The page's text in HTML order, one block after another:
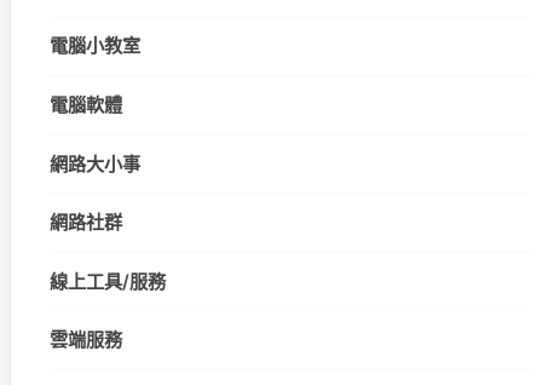
電腦小教室
電腦軟體
網路大小事
網路社群
線上工具/服務
雲端服務